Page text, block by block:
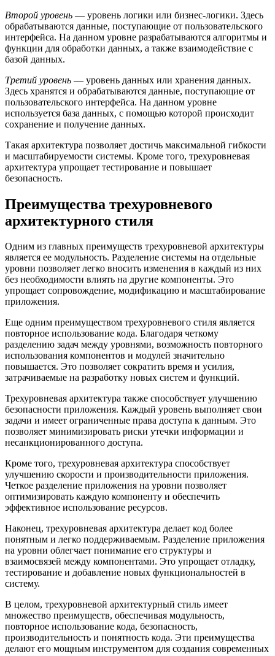
Второй уровень — уровень логики или бизнес-логики. Здесь
обрабатываются данные, поступающие от пользовательского
интерфейса. На данном уровне разрабатываются алгоритмы и
функции для обработки данных, а также взаимодействие с
базой данных.
Третий уровень — уровень данных или хранения данных.
Здесь хранятся и обрабатываются данные, поступающие от
пользовательского интерфейса. На данном уровне
используется база данных, с помощью которой происходит
сохранение и получение данных.
Такая архитектура позволяет достичь максимальной гибкости
и масштабируемости системы. Кроме того, трехуровневая
архитектура упрощает тестирование и повышает
безопасность.
Преимущества трехуровневого
архитектурного стиля
Одним из главных преимуществ трехуровневой архитектуры
является ее модульность. Разделение системы на отдельные
уровни позволяет легко вносить изменения в каждый из них
без необходимости влиять на другие компоненты. Это
упрощает сопровождение, модификацию и масштабирование
приложения.
Еще одним преимуществом трехуровневого стиля является
повторное использование кода. Благодаря четкому
разделению задач между уровнями, возможность повторного
использования компонентов и модулей значительно
повышается. Это позволяет сократить время и усилия,
затрачиваемые на разработку новых систем и функций.
Трехуровневая архитектура также способствует улучшению
безопасности приложения. Каждый уровень выполняет свои
задачи и имеет ограниченные права доступа к данным. Это
позволяет минимизировать риски утечки информации и
несанкционированного доступа.
Кроме того, трехуровневая архитектура способствует
улучшению скорости и производительности приложения.
Четкое разделение приложения на уровни позволяет
оптимизировать каждую компоненту и обеспечить
эффективное использование ресурсов.
Наконец, трехуровневая архитектура делает код более
понятным и легко поддерживаемым. Разделение приложения
на уровни облегчает понимание его структуры и
взаимосвязей между компонентами. Это упрощает отладку,
тестирование и добавление новых функциональностей в
систему.
В целом, трехуровневой архитектурный стиль имеет
множество преимуществ, обеспечивая модульность,
повторное использование кода, безопасность,
производительность и понятность кода. Эти преимущества
делают его мощным инструментом для создания современных